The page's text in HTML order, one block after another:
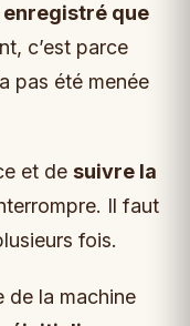
enregistré que
c’est parce
pas été menée
et de suivre la
Il faut
fois.
de la machine